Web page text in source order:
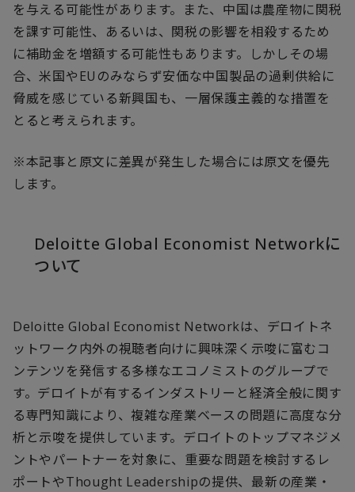
を与える可能性があります。また、中国は農産物に関税
を課す可能性、あるいは、関税の影響を相殺するため
に補助金を増額する可能性もあります。しかしその場
合、米国やEUのみならず安価な中国製品の過剰供給に
脅威を感じている新興国も、一層保護主義的な措置を
とると考えられます。
※本記事と原文に差異が発生した場合には原文を優先
します。
Deloitte Global Economist Networkに
ついて
Deloitte Global Economist Networkは、デロイトネ
ットワーク内外の視聴者向けに興味深く示唆に富むコ
ンテンツを発信する多様なエコノミストのグループで
す。デロイトが有するインダストリーと経済全般に関す
る専門知識により、複雑な産業ベースの問題に高度な分
析と示唆を提供しています。デロイトのトップマネジメ
ントやパートナーを対象に、重要な問題を検討するレ
ポートやThought Leadershipの提供、最新の産業・